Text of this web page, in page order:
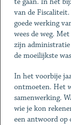
van de
goede werking
wees de weg.
zijn administratie
de moeilijkste
In het voorbije
ontmoeten. Het
samenwerking.
wie je kon
een antwoord op